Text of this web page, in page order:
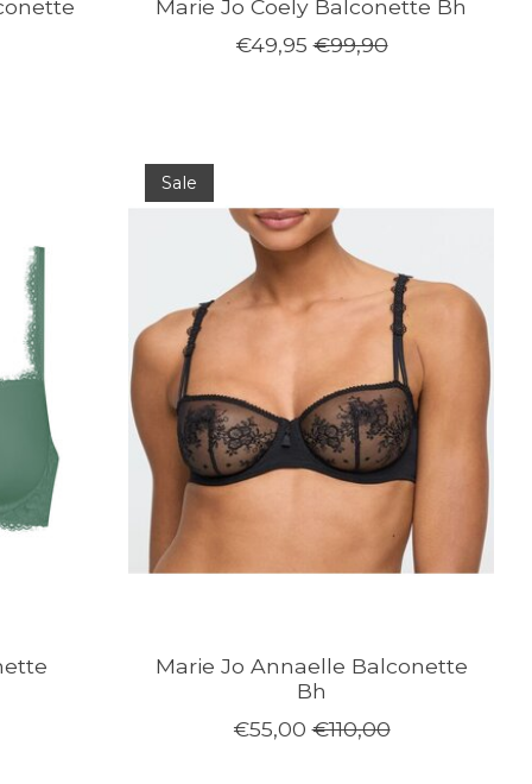
Marie Jo Coely Balconette Bh
€49,95 €99,90
Sale
Marie Jo Annaelle Balconette
Bh
€55,00 €110,00